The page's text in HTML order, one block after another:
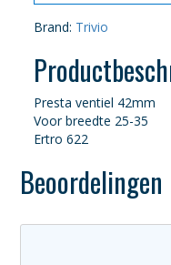
Brand: Trivio
Presta ventiel 42mm
Voor breedte 25-35
Ertro 622
Beoordelingen